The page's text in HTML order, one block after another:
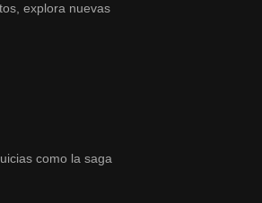
explora nuevas
como la saga